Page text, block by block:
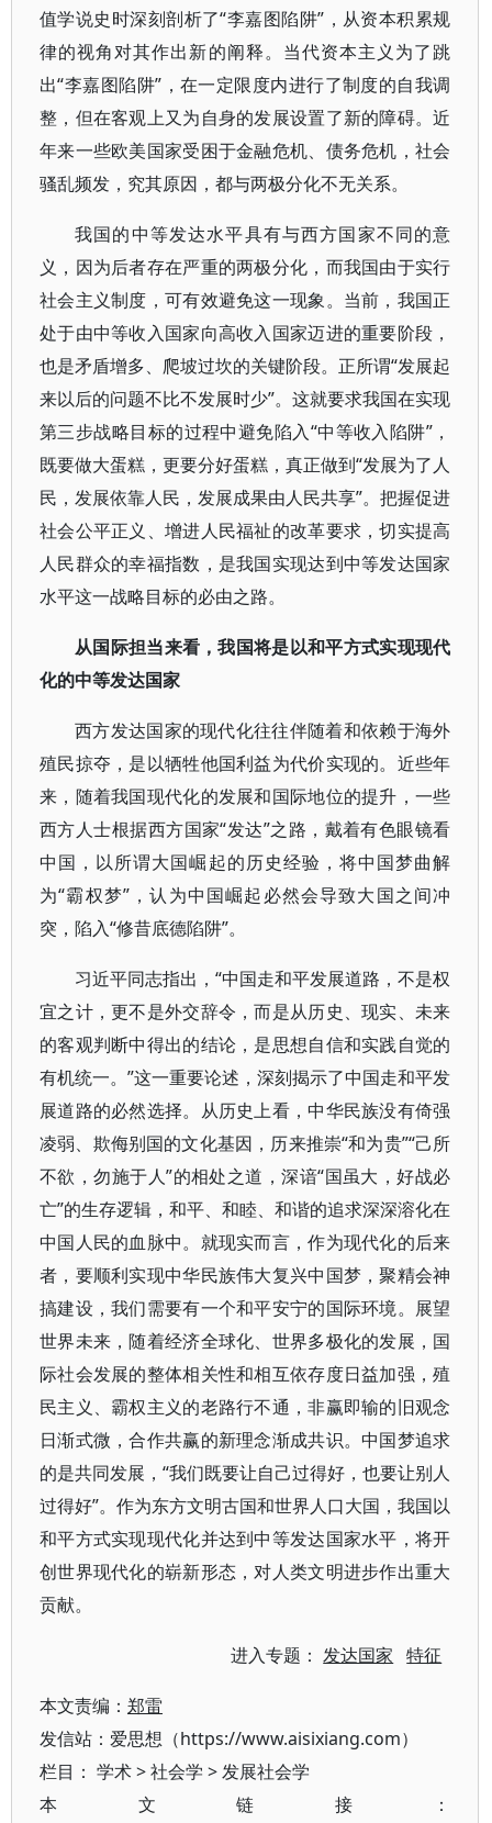
值学说史时深刻剖析了“李嘉图陷阱”，从资本积累规
律的视角对其作出新的阐释。当代资本主义为了跳
出“李嘉图陷阱”，在一定限度内进行了制度的自我调
整，但在客观上又为自身的发展设置了新的障碍。近
年来一些欧美国家受困于金融危机、债务危机，社会
骚乱频发，究其原因，都与两极分化不无关系。
我国的中等发达水平具有与西方国家不同的意
义，因为后者存在严重的两极分化，而我国由于实行
社会主义制度，可有效避免这一现象。当前，我国正
处于由中等收入国家向高收入国家迈进的重要阶段，
也是矛盾增多、爬坡过坎的关键阶段。正所谓“发展起
来以后的问题不比不发展时少”。这就要求我国在实现
第三步战略目标的过程中避免陷入“中等收入陷阱”，
既要做大蛋糕，更要分好蛋糕，真正做到“发展为了人
民，发展依靠人民，发展成果由人民共享”。把握促进
社会公平正义、增进人民福祉的改革要求，切实提高
人民群众的幸福指数，是我国实现达到中等发达国家
水平这一战略目标的必由之路。
从国际担当来看，我国将是以和平方式实现现代
化的中等发达国家
西方发达国家的现代化往往伴随着和依赖于海外
殖民掠夺，是以牺牲他国利益为代价实现的。近些年
来，随着我国现代化的发展和国际地位的提升，一些
西方人士根据西方国家“发达”之路，戴着有色眼镜看
中国，以所谓大国崛起的历史经验，将中国梦曲解
为“霸权梦”，认为中国崛起必然会导致大国之间冲
突，陷入“修昔底德陷阱”。
习近平同志指出，“中国走和平发展道路，不是权
宜之计，更不是外交辞令，而是从历史、现实、未来
的客观判断中得出的结论，是思想自信和实践自觉的
有机统一。”这一重要论述，深刻揭示了中国走和平发
展道路的必然选择。从历史上看，中华民族没有倚强
凌弱、欺侮别国的文化基因，历来推崇“和为贵”“己所
不欲，勿施于人”的相处之道，深谙“国虽大，好战必
亡”的生存逻辑，和平、和睦、和谐的追求深深溶化在
中国人民的血脉中。就现实而言，作为现代化的后来
者，要顺利实现中华民族伟大复兴中国梦，聚精会神
搞建设，我们需要有一个和平安宁的国际环境。展望
世界未来，随着经济全球化、世界多极化的发展，国
际社会发展的整体相关性和相互依存度日益加强，殖
民主义、霸权主义的老路行不通，非赢即输的旧观念
日渐式微，合作共赢的新理念渐成共识。中国梦追求
的是共同发展，“我们既要让自己过得好，也要让别人
过得好”。作为东方文明古国和世界人口大国，我国以
和平方式实现现代化并达到中等发达国家水平，将开
创世界现代化的崭新形态，对人类文明进步作出重大
贡献。
进入专题：发达国家 特征
本文责编： 郑雷
发信站：爱思想（https://www.aisixiang.com）
栏目： 学术>社会学 >发展社会学
本文链接：